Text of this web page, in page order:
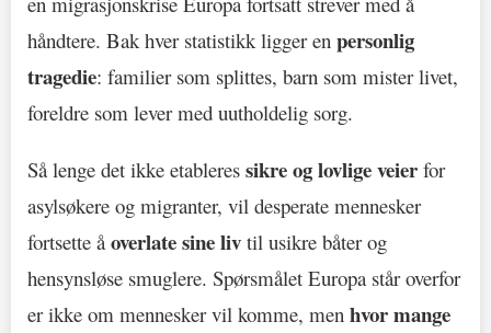
håndtere. Bak hver statistikk ligger en personlig
tragedie: familier som splittes, barn som mister livet,
foreldre som lever med uutholdelig sorg.
Så lenge det ikke etableres sikre og lovlige veier for
asylsøkere og migranter, vil desperate mennesker
fortsette åoverlate sine liv til usikre båter og
hensynsløse smuglere. Spørsmålet Europa står overfor
er ikke om mennesker vil komme, men hvor mange